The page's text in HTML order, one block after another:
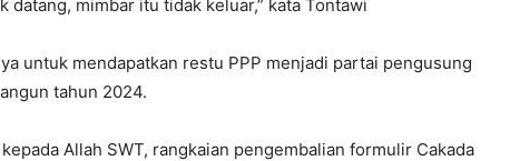
datang, mimbar itu tidak keluar,” kata Tontawi
untuk mendapatkan restu PPP menjadi partai pengusung
tahun 2024.
Allah SWT, rangkaian pengembalian formulir Cakada